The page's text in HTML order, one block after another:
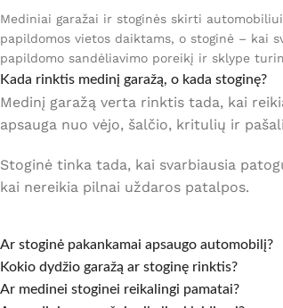
Mediniai garažai ir stoginės skirti
papildomos vietos daiktams, o stoginė – kai
papildomo sandėliavimo poreikį ir sklype
Kada rinktis medinį garažą, o kada stoginę?
Medinį garažą verta rinktis tada, kai
apsauga nuo vėjo, šalčio, kritulių ir
Stoginė tinka tada, kai svarbiausia
kai nereikia pilnai uždaros patalpos.
Ar stoginė pakankamai apsaugo automobilį?
Kokio dydžio garažą ar stoginę rinktis?
Ar medinei stoginei reikalingi pamatai?